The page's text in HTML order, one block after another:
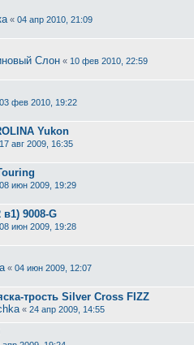
« 04 апр 2010, 21:09
Слон « 10 фев 2010, 22:59
03 фев 2010, 19:22
Yukon
17 авг 2009, 16:35
08 июн 2009, 19:29
9008-G
08 июн 2009, 19:28
« 04 июн 2009, 12:07
трость Silver Cross FIZZ
« 24 апр 2009, 14:55